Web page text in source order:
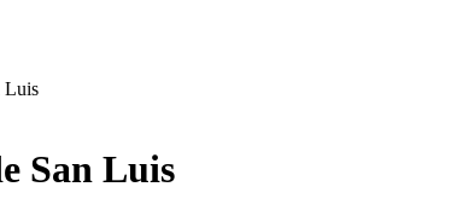
Luis
San Luis